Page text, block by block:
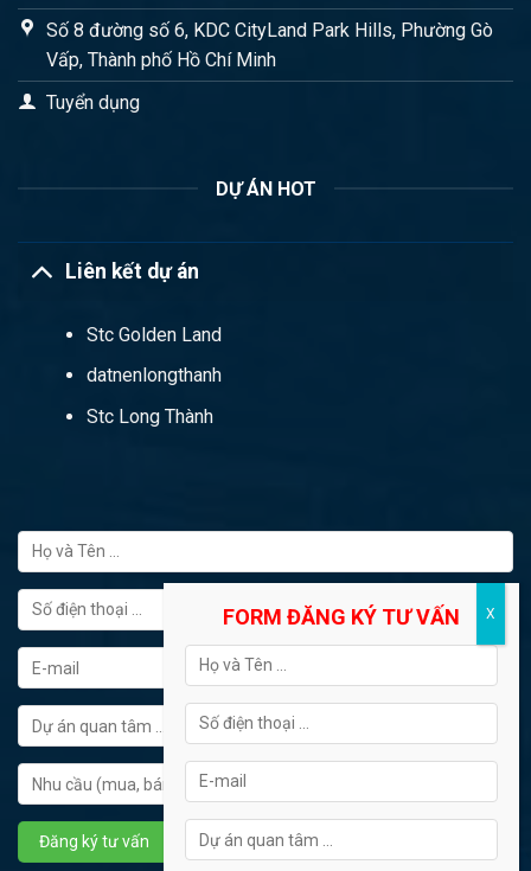
Số 8 đường số 6, KDC CityLand Park Hills, Phường Gò
Vấp, Thành phố Hồ Chí Minh
Tuyển dụng
DỰ ÁN HOT
Liên kết dự án
Stc Golden Land
datnenlongthanh
Stc Long Thành
FORM ĐĂNG KÝ TƯ VẤN